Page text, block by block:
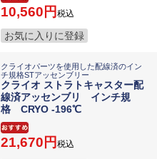
10,560 税込
お気に入りに登録
クライオパーツを使用した配線済のイン
チ規格STアッセンブリー
クライオ ストラトキャスター配
線済アッセンブリ インチ規
格 CRYO -196℃
21,670 税込